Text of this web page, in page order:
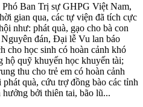
Ban Trị sự GHPG Việt Nam,
gian qua, các tự viện đã tích cực
như: phát quà, gạo cho bà con
đán, Đại lễ Vu lan báo
cho học sinh có hoàn cảnh khó
hộ quỹ khuyến học khuyến tài;
thu cho trẻ em có hoàn cảnh
quà, cứu trợ đồng bào các tỉnh
bởi thiên tai, bão lũ...